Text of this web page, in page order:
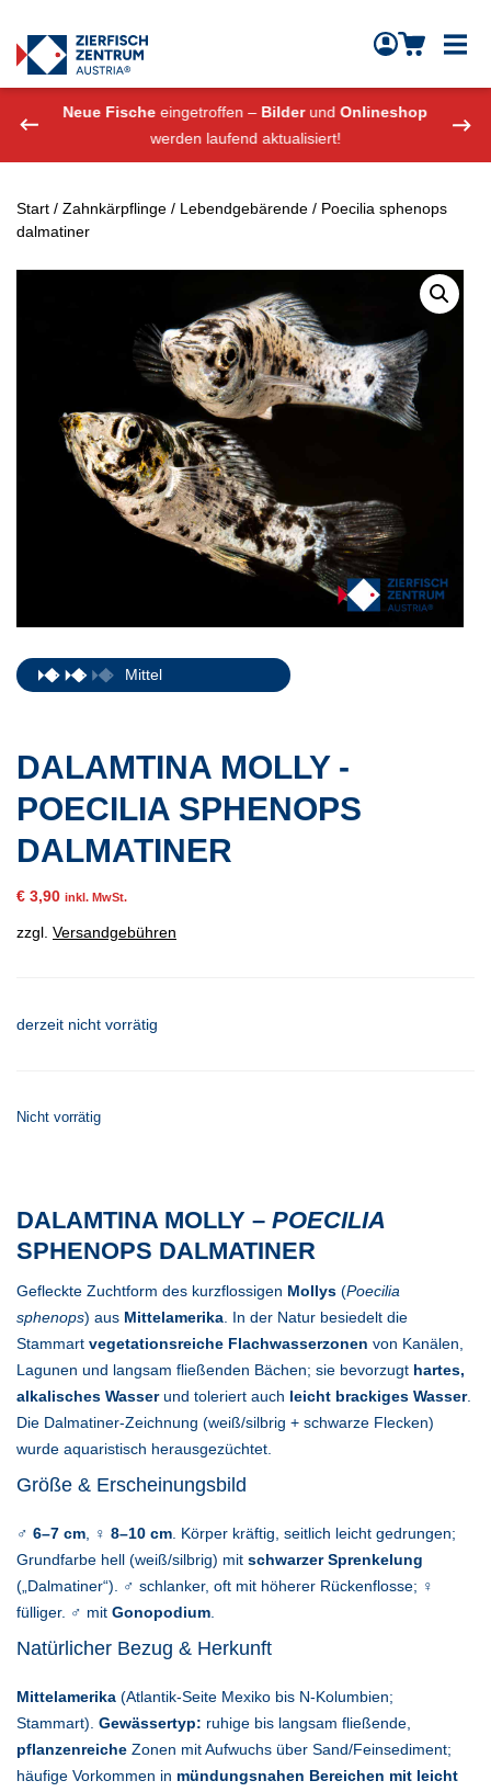
Zierfisch Aquarium Austria
Neue Fische eingetroffen – BilderundOnlineshop
werden laufend aktualisiert!
Start / Zahnkärpflinge / Lebendgebärende / Poecilia sphenops
dalmatiner
Mittel
DALAMTINA MOLLY -
POECILIA SPHENOPS
DALMATINER
€ 3,90 inkl. MwSt.
zzgl. Versandgebühren
derzeit nicht vorrätig
Nicht vorrätig
DALAMTINA MOLLY – POECILIA
SPHENOPS DALMATINER
Gefleckte Zuchtform des kurzflossigen Mollys (Poecilia
sphenops) aus Mittelamerika. In der Natur besiedelt die
Stammart vegetationsreiche Flachwasserzonen von Kanälen,
Lagunen und langsam fließenden Bächen; sie bevorzugt hartes,
alkalisches Wasserund toleriert auch leicht brackiges Wasser.
Die Dalmatiner-Zeichnung (weiß/silbrig + schwarze Flecken)
wurde aquaristisch herausgezüchtet.
Größe & Erscheinungsbild
♂ 6–7 cm, ♀ 8–10 cm. Körper kräftig, seitlich leicht gedrungen;
Grundfarbe hell (weiß/silbrig) mit schwarzer Sprenkelung
(„Dalmatiner“). ♂ schlanker, oft mit höherer Rückenflosse; ♀
fülliger. ♂ mit Gonopodium.
Natürlicher Bezug & Herkunft
Mittelamerika (Atlantik-Seite Mexiko bis N-Kolumbien;
Stammart). Gewässertyp: ruhige bis langsam fließende,
pflanzenreiche Zonen mit Aufwuchs über Sand/Feinsediment;
häufige Vorkommen in mündungsnahen Bereichen mit leicht